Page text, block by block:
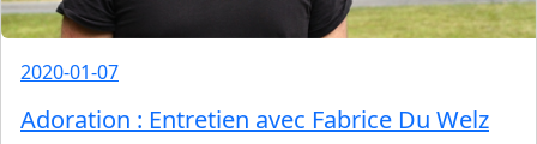
2020-01-07
Adoration : Entretien avec Fabrice Du Welz